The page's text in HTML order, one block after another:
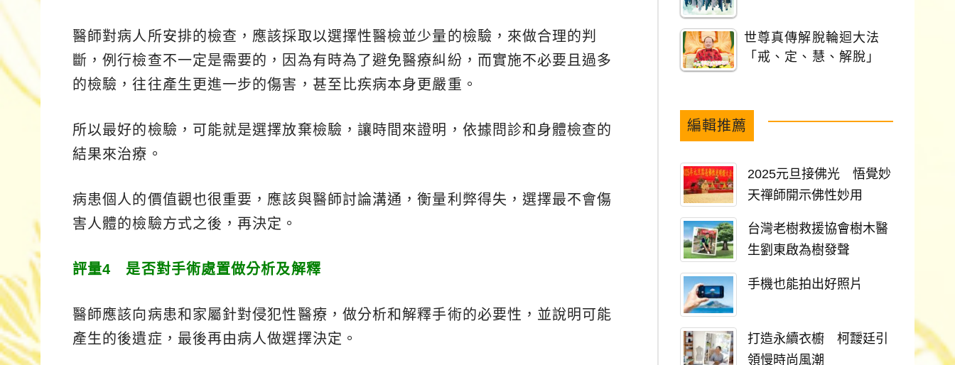
醫師對病人所安排的檢查，應該採取以選擇性醫檢並少量的檢驗，來做合理的判
斷，例行檢查不一定是需要的，因為有時為了避免醫療糾紛，而實施不必要且過多
的檢驗，往往產生更進一步的傷害，甚至比疾病本身更嚴重。
所以最好的檢驗，可能就是選擇放棄檢驗，讓時間來證明，依據問診和身體檢查的
結果來治療。
病患個人的價值觀也很重要，應該與醫師討論溝通，衡量利弊得失，選擇最不會傷
害人體的檢驗方式之後，再決定。
評量4 是否對手術處置做分析及解釋
醫師應該向病患和家屬針對侵犯性醫療，做分析和解釋手術的必要性，並說明可能
產生的後遺症，最後再由病人做選擇決定。
世尊真傳解脫輪迴大法
「戒、定、慧、解脫」
編輯推薦
2025元旦接佛光 悟覺妙
天禪師開示佛性妙用
台灣老樹救援協會樹木醫
生劉東啟為樹發聲
手機也能拍出好照片
打造永續衣櫥 柯靉廷引
領慢時尚風潮